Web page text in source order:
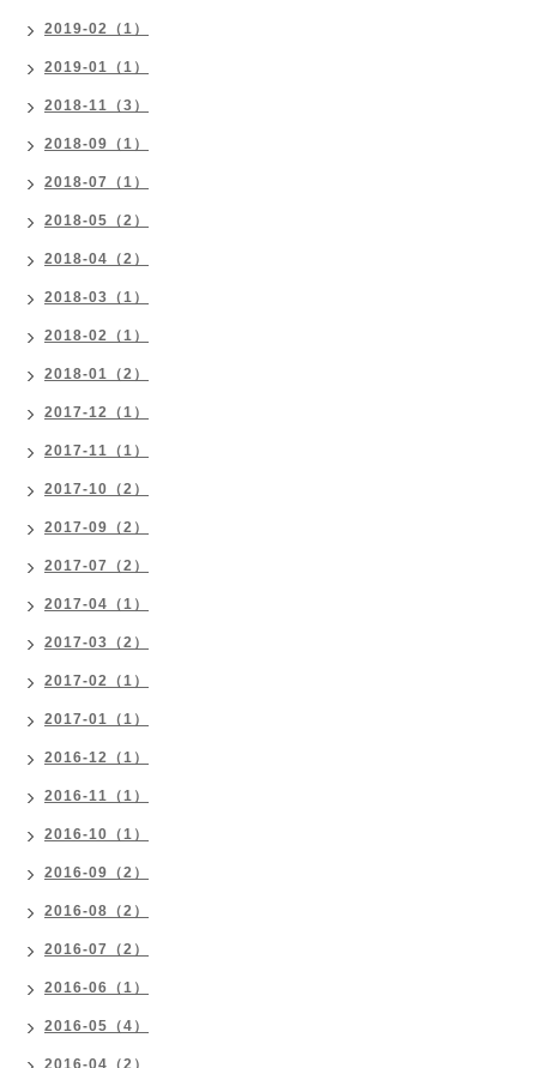
2019-02（1）
2019-01（1）
2018-11（3）
2018-09（1）
2018-07（1）
2018-05（2）
2018-04（2）
2018-03（1）
2018-02（1）
2018-01（2）
2017-12（1）
2017-11（1）
2017-10（2）
2017-09（2）
2017-07（2）
2017-04（1）
2017-03（2）
2017-02（1）
2017-01（1）
2016-12（1）
2016-11（1）
2016-10（1）
2016-09（2）
2016-08（2）
2016-07（2）
2016-06（1）
2016-05（4）
2016-04（2）